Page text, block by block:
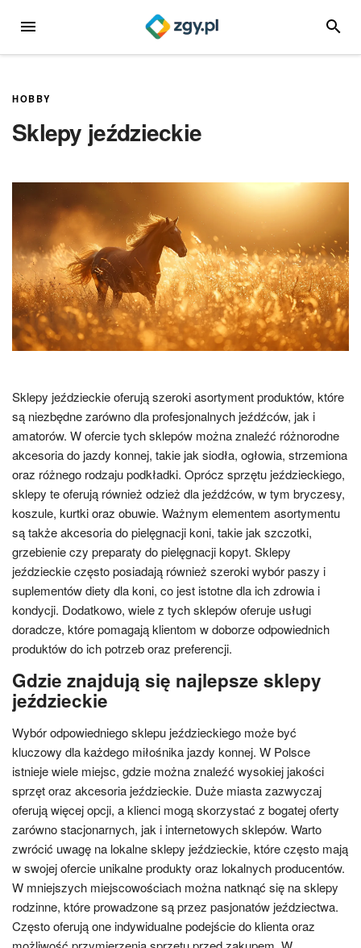
MENU
HOBBY
Sklepy jeździeckie
Sklepy jeździeckie oferują szeroki asortyment produktów, które
są niezbędne zarówno dla profesjonalnych jeźdźców, jak i
amatorów. W ofercie tych sklepów można znaleźć różnorodne
akcesoria do jazdy konnej, takie jak siodła, ogłowia, strzemiona
oraz różnego rodzaju podkładki. Oprócz sprzętu jeździeckiego,
sklepy te oferują również odzież dla jeźdźców, w tym bryczesy,
koszule, kurtki oraz obuwie. Ważnym elementem asortymentu
są także akcesoria do pielęgnacji koni, takie jak szczotki,
grzebienie czy preparaty do pielęgnacji kopyt. Sklepy
jeździeckie często posiadają również szeroki wybór paszy i
suplementów diety dla koni, co jest istotne dla ich zdrowia i
kondycji. Dodatkowo, wiele z tych sklepów oferuje usługi
doradcze, które pomagają klientom w doborze odpowiednich
produktów do ich potrzeb oraz preferencji.
Gdzie znajdują się najlepsze sklepy
jeździeckie
Wybór odpowiedniego sklepu jeździeckiego może być
kluczowy dla każdego miłośnika jazdy konnej. W Polsce
istnieje wiele miejsc, gdzie można znaleźć wysokiej jakości
sprzęt oraz akcesoria jeździeckie. Duże miasta zazwyczaj
oferują więcej opcji, a klienci mogą skorzystać z bogatej oferty
zarówno stacjonarnych, jak i internetowych sklepów. Warto
zwrócić uwagę na lokalne sklepy jeździeckie, które często mają
w swojej ofercie unikalne produkty oraz lokalnych producentów.
W mniejszych miejscowościach można natknąć się na sklepy
rodzinne, które prowadzone są przez pasjonatów jeździectwa.
Często oferują one indywidualne podejście do klienta oraz